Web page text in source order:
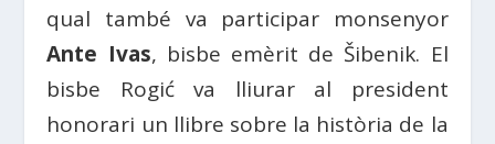
qual també va participar monsenyor
Ante Ivas, bisbe emèrit de Šibenik. El
bisbe Rogić va lliurar al president
honorari un llibre sobre la història de la